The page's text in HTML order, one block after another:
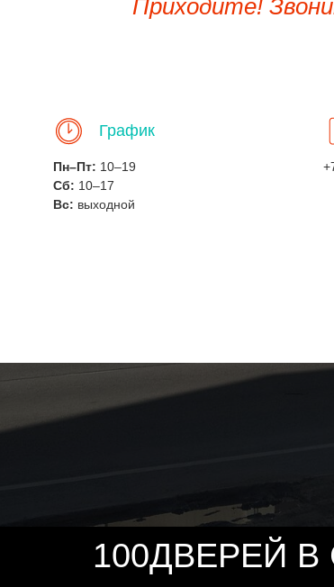
Приходите!
График
Пн–Пт: 10–19
Сб: 10–17
Вс: выходной
100ДВЕРЕЙ